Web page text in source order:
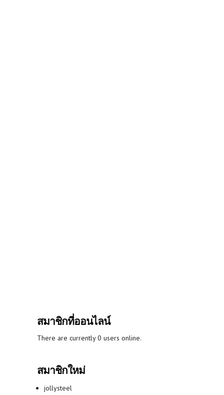
สมาชิกที่ออนไลน์
There are currently 0 users online.
สมาชิกใหม่
jollysteel